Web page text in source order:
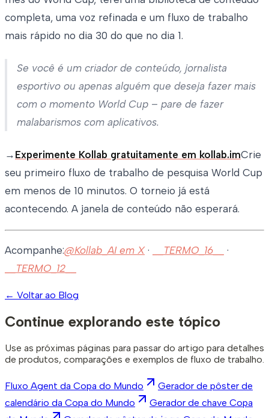
completa, uma voz refinada e um fluxo de trabalho
mais rápido no dia 30 do que no dia 1.
Se você é um criador de conteúdo, jornalista
esportivo ou apenas alguém que deseja fazer mais
com o momento World Cup – pare de fazer
malabarismos com aplicativos.
→ Experimente Kollab gratuitamente em kollab.imCrie
seu primeiro fluxo de trabalho de pesquisa World Cup
em menos de 10 minutos. O torneio já está
acontecendo. A janela de conteúdo não esperará.
Acompanhe:@Kollab_AI em X· __TERMO_16__
·
__TERMO_12__
← Voltar ao Blog
Continue explorando este tópico
Use as próximas páginas para passar do artigo para detalhes
de produtos, comparações e exemplos de fluxo de trabalho.
Fluxo Agent da Copa do Mundo
Gerador de pôster de
calendário da Copa do Mundo
Gerador de chave Copa